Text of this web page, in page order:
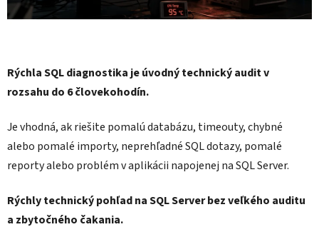
Rýchla SQL diagnostika je úvodný technický audit v
rozsahu do 6 človekohodín.
Je vhodná, ak riešite pomalú databázu, timeouty, chybné
alebo pomalé importy, neprehľadné SQL dotazy, pomalé
reporty alebo problém v aplikácii napojenej na SQL Server.
Rýchly technický pohľad na SQL Server bez veľkého auditu
a zbytočného čakania.